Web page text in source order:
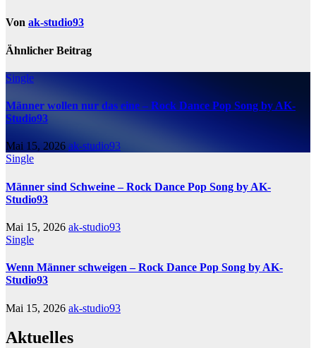
Von ak-studio93
Ähnlicher Beitrag
Single
Männer wollen nur das eine – Rock Dance Pop Song by AK-
Studio93
Mai 15, 2026 ak-studio93
Single
Männer sind Schweine – Rock Dance Pop Song by AK-
Studio93
Mai 15, 2026 ak-studio93
Single
Wenn Männer schweigen – Rock Dance Pop Song by AK-
Studio93
Mai 15, 2026 ak-studio93
Aktuelles